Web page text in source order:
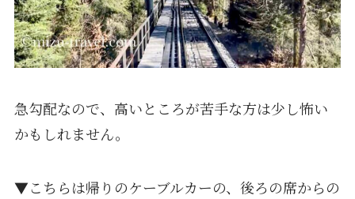
急勾配なので、高いところが苦手な方は少し怖い
かもしれません。
▼こちらは帰りのケーブルカーの、後ろの席からの